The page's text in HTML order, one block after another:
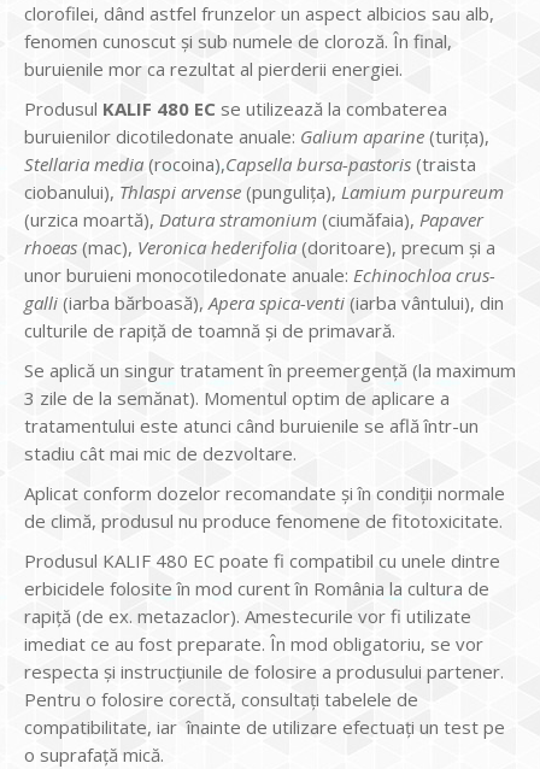
clorofilei, dând astfel frunzelor un aspect albicios sau alb,
fenomen cunoscut și sub numele de cloroză. În final,
buruienile mor ca rezultat al pierderii energiei.
Produsul KALIF 480 EC se utilizează la combaterea
buruienilor dicotiledonate anuale: Galium aparine (turița),
Stellaria media (rocoina),Capsella bursa-pastoris (traista
ciobanului), Thlaspi arvense (pungulița), Lamium purpureum
(urzica moartă), Datura stramonium (ciumăfaia), Papaver
rhoeas (mac), Veronica hederifolia (doritoare), precum și a
unor buruieni monocotiledonate anuale: Echinochloa crus-
galli (iarba bărboasă),Apera spica-venti (iarba vântului), din
culturile de rapiță de toamnă și de primavară.
Se aplică un singur tratament în preemergență (la maximum
3 zile de la semănat). Momentul optim de aplicare a
tratamentului este atunci când buruienile se află într-un
stadiu cât mai mic de dezvoltare.
Aplicat conform dozelor recomandate și în condiții normale
de climă, produsul nu produce fenomene de fitotoxicitate.
Produsul KALIF 480 EC poate fi compatibil cu unele dintre
erbicidele folosite în mod curent în România la cultura de
rapiță (de ex. metazaclor). Amestecurile vor fi utilizate
imediat ce au fost preparate. În mod obligatoriu, se vor
respecta și instrucțiunile de folosire a produsului partener.
Pentru o folosire corectă, consultați tabelele de
compatibilitate, iar înainte de utilizare efectuați un test pe
o suprafață mică.